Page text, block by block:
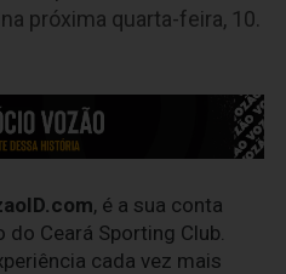
próxima quarta-feira, 10.
, é a sua conta
Ceará Sporting Club.
cada vez mais